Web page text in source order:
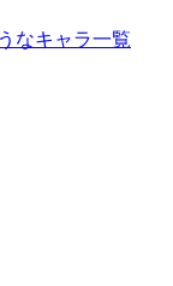
なキャラ一覧